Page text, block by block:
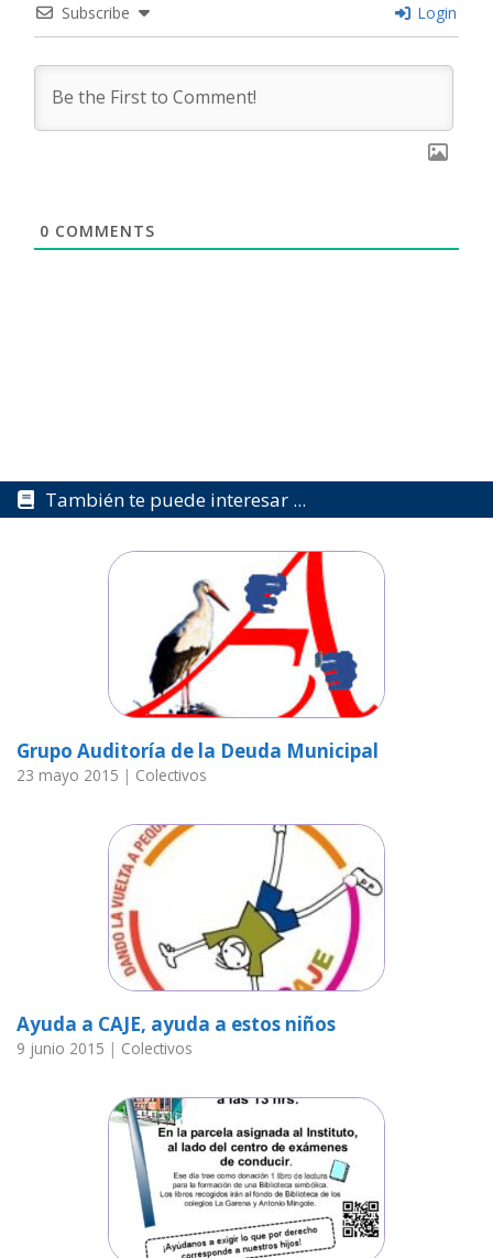
Subscribe Login
0 COMMENTS
También te puede interesar ...
Grupo Auditoría de la Deuda Municipal
23 mayo 2015 | Colectivos
Ayuda a CAJE, ayuda a estos niños
9 junio 2015 | Colectivos